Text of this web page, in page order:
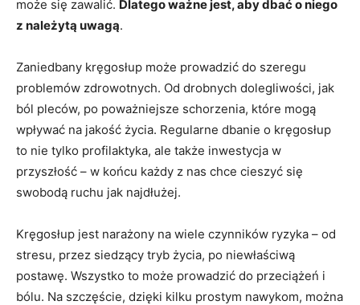
może się zawalić. Dlatego ważne jest, aby dbać o niego
z należytą uwagą.
Zaniedbany kręgosłup może prowadzić do szeregu
problemów zdrowotnych. Od drobnych dolegliwości, jak
ból pleców, po poważniejsze schorzenia, które mogą
wpływać na jakość życia. Regularne dbanie o kręgosłup
to nie tylko profilaktyka, ale także inwestycja w
przyszłość – w końcu każdy z nas chce cieszyć się
swobodą ruchu jak najdłużej.
Kręgosłup jest narażony na wiele czynników ryzyka – od
stresu, przez siedzący tryb życia, po niewłaściwą
postawę. Wszystko to może prowadzić do przeciążeń i
bólu. Na szczęście, dzięki kilku prostym nawykom, można